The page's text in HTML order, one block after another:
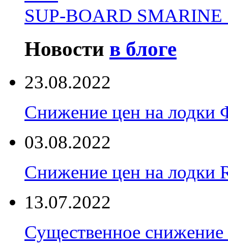
SUP-BOARD
Новости в блоге
23.08.2022
Снижение цен на
03.08.2022
Снижение цен на лодки
13.07.2022
Существенное